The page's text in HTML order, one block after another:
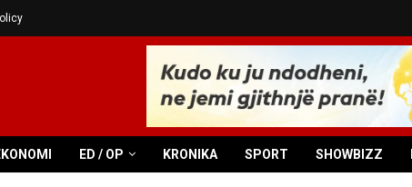
ED / OP KRONIKA SPORT SHOWBIZZ